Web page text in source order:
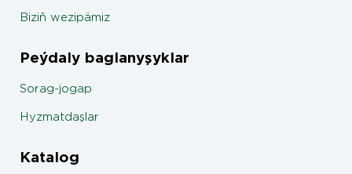
Biziň wezipämiz
Peýdaly baglanyşyklar
Sorag-jogap
Hyzmatdaşlar
Katalog